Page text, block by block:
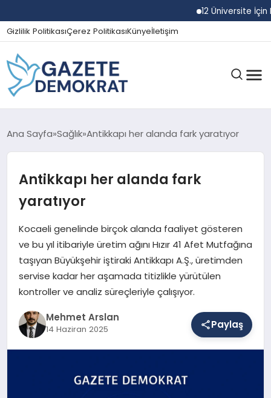
12 Üniversite İçin
Gizlilik PolitikasıÇerez PolitikasıKünyeİletişim
GÜNDEM
EKONOMI
MAGAZIN
SAĞLIK
Ana Sayfa Sağlık Antikkapı her alanda fark yaratıyor
Antikkapı her alanda fark
yaratıyor
Kocaeli genelinde birçok alanda faaliyet gösteren
ve bu yıl itibariyle üretim ağını Hızır 41 Afet Mutfağına
taşıyan Büyükşehir iştiraki Antikkapı A.Ş., üretimden
servise kadar her aşamada titizlikle yürütülen
kontroller ve analiz süreçleriyle çalışıyor.
Mehmet Arslan
14 Haziran 2025 Paylaş